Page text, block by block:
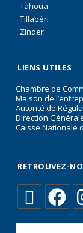
Tahoua
Tillabéri
Zinder
LIENS UTILES
Chambre de
Maison de
Autorité de
Direction
Caisse Nationale
RETROUVEZ-